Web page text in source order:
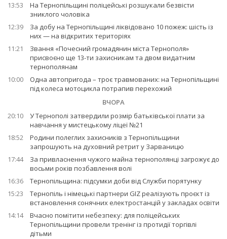
13:53
На Тернопільщині поліцейські розшукали безвісти
зниклого чоловіка
12:39
За добу на Тернопільщині ліквідовано 10 пожеж: шість із
них — на відкритих територіях
11:21
Звання «Почесний громадянин міста Тернополя»
присвоєно ще 13-ти захисникам та двом видатним
тернополянам
10:00
Одна автопригода – троє травмованих: на Тернопільщині
під колеса мотоцикла потрапив перехожий
ВЧОРА
20:10
У Тернополі затвердили розмір батьківської плати за
навчання у мистецькому ліцеї №21
18:52
Родини полеглих захисників з Тернопільщини
запрошують на духовний ретрит у Зарваницю
17:44
За привласнення чужого майна тернополянці загрожує до
восьми років позбавлення волі
16:36
Тернопільщина: підсумки доби від Служби порятунку
15:23
Тернопіль і німецькі партнери GIZ реалізують проєкт із
встановлення сонячних електростанцій у закладах освіти
14:14
Вчасно помітити небезпеку: для поліцейських
Тернопільщини провели тренінг із протидії торгівлі
дітьми